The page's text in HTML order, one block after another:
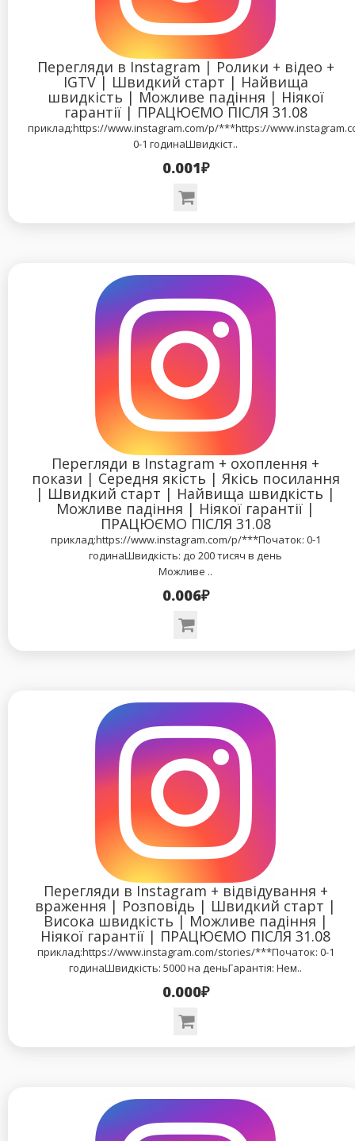
Перегляди в Instagram | Ролики + відео +
IGTV | Швидкий старт | Найвища
швидкість | Можливе падіння | Ніякої
гарантії | ПРАЦЮЄМО ПІСЛЯ 31.08
приклад:https://www.instagram.com/p/***https://
0-1 годинаШвидкіст..
0.001₽
Перегляди в Instagram + охоплення +
покази | Середня якість | Якісь посилання
| Швидкий старт | Найвища швидкість |
Можливе падіння | Ніякої гарантії |
ПРАЦЮЄМО ПІСЛЯ 31.08
приклад:https://www.instagram.com/p/***Початок: 0-1
годинаШвидкість: до 200 тисяч в день
Можливе ..
0.006₽
Перегляди в Instagram + відвідування +
враження | Розповідь | Швидкий старт |
Висока швидкість | Можливе падіння |
Ніякої гарантії | ПРАЦЮЄМО ПІСЛЯ 31.08
приклад:https://www.instagram.com/stories/***Початок: 0-1
годинаШвидкість: 5000 на деньГарантія: Нем..
0.000₽